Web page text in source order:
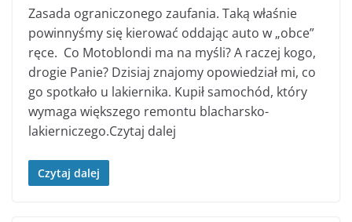
Zasada ograniczonego zaufania. Taką właśnie
powinnyśmy się kierować oddając auto w „obce”
ręce. Co Motoblondi ma na myśli? A raczej kogo,
drogie Panie? Dzisiaj znajomy opowiedział mi, co
go spotkało u lakiernika. Kupił samochód, który
wymaga większego remontu blacharsko-
lakierniczego.Czytaj dalej
Czytaj dalej